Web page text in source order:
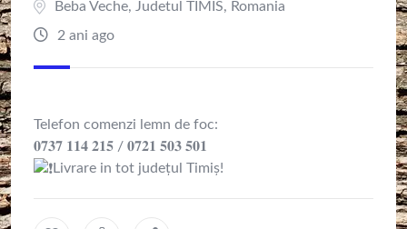
Beba Veche, Judetul TIMIS, Romania
2 ani ago
Telefon comenzi lemn de foc:
𝟎𝟕𝟑𝟕 𝟏𝟏𝟒 𝟐𝟏𝟓 / 𝟎𝟕𝟐𝟏 𝟓𝟎𝟑 𝟓𝟎𝟏
Livrare in tot județul Timiș!